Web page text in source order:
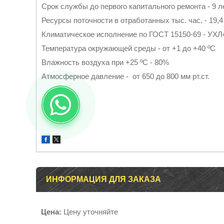
Срок службы до первого капитального ремонта - 9
Ресурсы поточности в отработанных тыс. час. - 19,4
Климатическое исполнение по ГОСТ 15150-69 -
Температура окружающей среды - от +1 до +40 ºС
Влажность воздуха при +25 ºС - 80%
Атмосферное давление - от 650 до 800 мм рт.ст.
ИНФОРМАЦИЯ ДЛЯ ЗАКАЗА
Цена: Цену уточняйте